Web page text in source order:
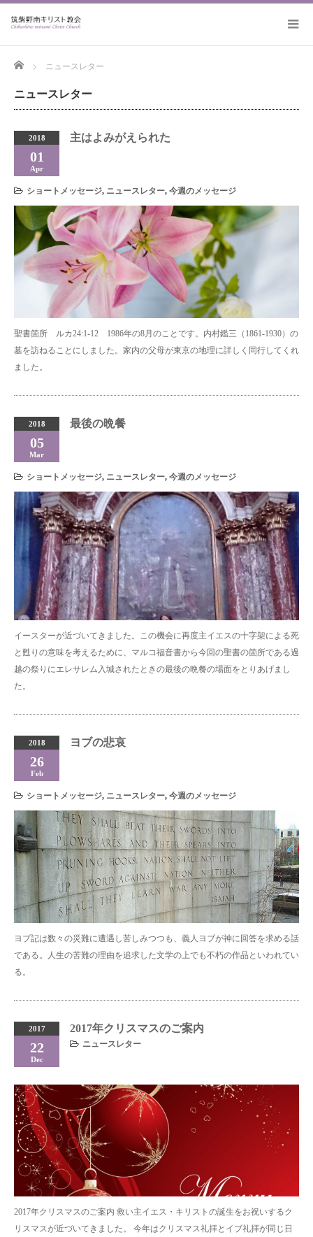
Home ニュースレター
ニュースレター
2018
01
Apr
主はよみがえられた
ショートメッセージ, ニュースレター, 今週のメッセージ
聖書箇所 ルカ24:1-12 1986年の8月のことです。内村鑑三（1861‐1930）の
墓を訪ねることにしました。家内の父母が東京の地理に詳しく同行してくれ
ました。
2018
05
Mar
最後の晩餐
ショートメッセージ, ニュースレター, 今週のメッセージ
イースターが近づいてきました。この機会に再度主イエスの十字架による死
と甦りの意味を考えるために、マルコ福音書から今回の聖書の箇所である過
越の祭りにエレサレム入城されたときの最後の晩餐の場面をとりあげまし
た。
2018
26
Feb
ヨブの悲哀
ショートメッセージ, ニュースレター, 今週のメッセージ
ヨブ記は数々の災難に遭遇し苦しみつつも、義人ヨブが神に回答を求める話
である。人生の苦難の理由を追求した文学の上でも不朽の作品といわれてい
る。
2017
22
Dec
2017年クリスマスのご案内
ニュースレター
2017年クリスマスのご案内 救い主イエス・キリストの誕生をお祝いするク
リスマスが近づいてきました。 今年はクリスマス礼拝とイブ礼拝が同じ日